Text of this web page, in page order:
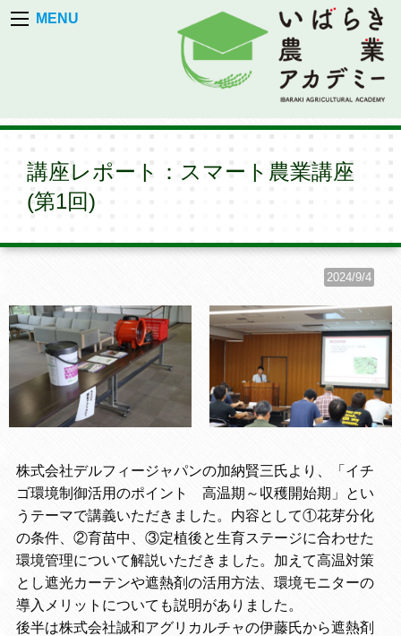
MENU
講座レポート：スマート農業講座
(第1回)
2024/9/4
株式会社デルフィージャパンの加納賢三氏より、「イチ
ゴ環境制御活用のポイント 高温期～収穫開始期」とい
うテーマで講義いただきました。内容として①花芽分化
の条件、②育苗中、③定植後と生育ステージに合わせた
環境管理について解説いただきました。加えて高温対策
とし遮光カーテンや遮熱剤の活用方法、環境モニターの
導入メリットについても説明がありました。
後半は株式会社誠和アグリカルチャの伊藤氏から遮熱剤